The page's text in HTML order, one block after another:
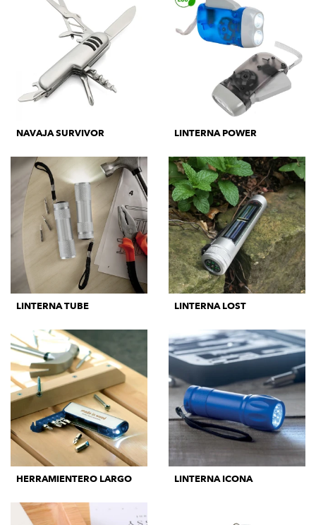
NAVAJA SURVIVOR LINTERNA POWER
LINTERNA TUBE LINTERNA LOST
HERRAMIENTERO LARGO LINTERNA ICONA